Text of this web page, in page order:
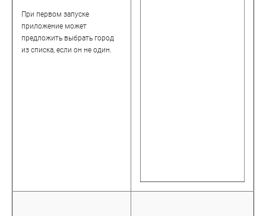
При первом запуске
приложение может
предложить выбрать город
из списка, если он не один.